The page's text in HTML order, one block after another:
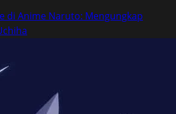
di Anime Naruto: Mengungkap